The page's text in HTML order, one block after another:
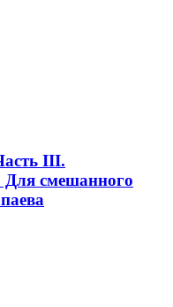
III.
Для смешанного